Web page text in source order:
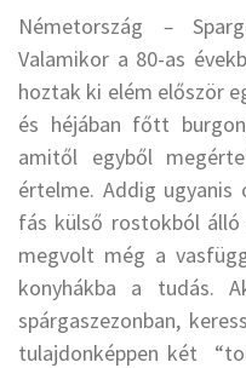
Németország –
Valamikor a 80-as
hoztak ki elém először
és héjában főtt
amitől egyből
értelme. Addig ugyanis
fás külső rostokból
megvolt még a
konyhákba a tudás.
spárgaszezonban,
tulajdonképpen két